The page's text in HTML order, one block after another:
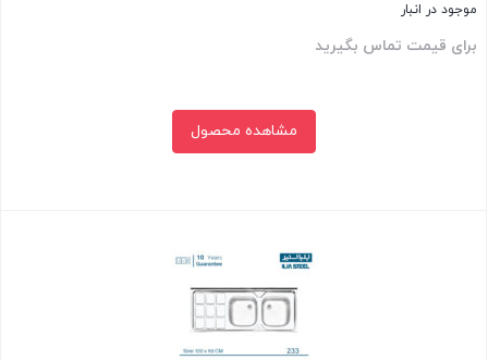
موجود در انبار
برای قیمت تماس بگیرید
مشاهده محصول